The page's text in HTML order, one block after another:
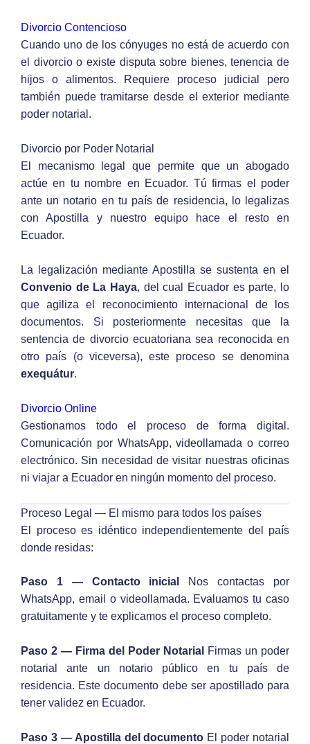
Divorcio Contencioso
Cuando uno de los cónyuges no está de acuerdo con
el divorcio o existe disputa sobre bienes, tenencia de
hijos o alimentos. Requiere proceso judicial pero
también puede tramitarse desde el exterior mediante
poder notarial.
Divorcio por Poder Notarial
El mecanismo legal que permite que un abogado
actúe en tu nombre en Ecuador. Tú firmas el poder
ante un notario en tu país de residencia, lo legalizas
con Apostilla y nuestro equipo hace el resto en
Ecuador.
La legalización mediante Apostilla se sustenta en el
Convenio de La Haya, del cual Ecuador es parte, lo
que agiliza el reconocimiento internacional de los
documentos. Si posteriormente necesitas que la
sentencia de divorcio ecuatoriana sea reconocida en
otro país (o viceversa), este proceso se denomina
exequátur.
Divorcio Online
Gestionamos todo el proceso de forma digital.
Comunicación por WhatsApp, videollamada o correo
electrónico. Sin necesidad de visitar nuestras oficinas
ni viajar a Ecuador en ningún momento del proceso.
Proceso Legal — El mismo para todos los países
El proceso es idéntico independientemente del país
donde residas:
Paso 1 — Contacto inicial
Nos contactas por
WhatsApp, email o videollamada. Evaluamos tu caso
gratuitamente y te explicamos el proceso completo.
Paso 2 — Firma del Poder Notarial
Firmas un poder
notarial ante un notario público en tu país de
residencia. Este documento debe ser apostillado para
tener validez en Ecuador.
Paso 3 — Apostilla del documento El poder notarial